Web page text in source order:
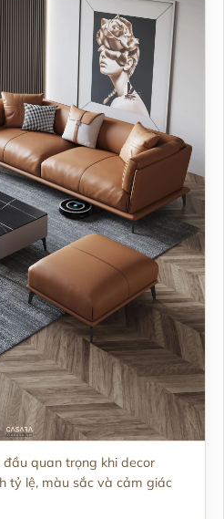
quan trọng khi decor
tỷ lệ, màu sắc và cảm giác